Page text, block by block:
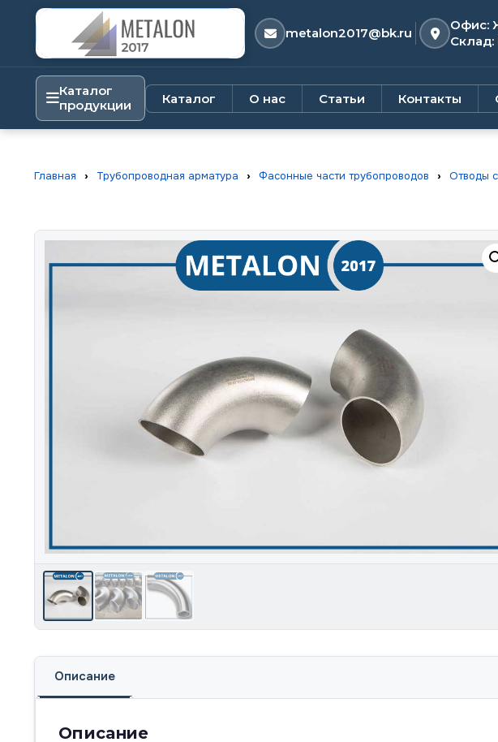
metalon2017@bk.ru
Офис:
Склад:
Каталог
продукции
Каталог О нас Статьи Контакты
Главная › Трубопроводная арматура › Фасонные части трубопроводов › Отводы
Описание
Описание